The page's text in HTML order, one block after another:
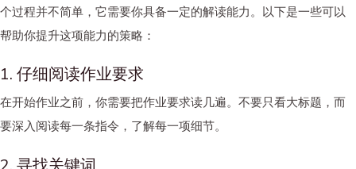
个过程并不简单，它需要你具备一定的解读能力。以下是一些可以
帮助你提升这项能力的策略：
1. 仔细阅读作业要求
在开始作业之前，你需要把作业要求读几遍。不要只看大标题，而
要深入阅读每一条指令，了解每一项细节。